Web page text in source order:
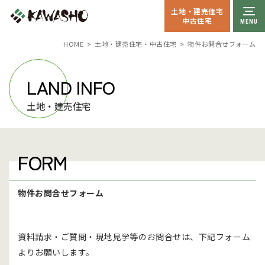
土地・建売住宅
中古住宅
HOME 土地・建売住宅・中古住宅 物件お問合せフォーム
LAND INFO
土地・建売住宅
FORM
物件お問合せフォーム
資料請求・ご質問・現地見学等のお問合せは、下記フォーム
よりお願いします。